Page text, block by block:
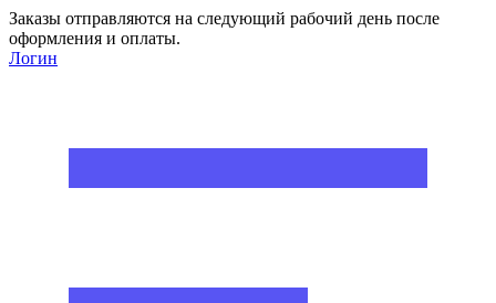
Заказы отправляются на следующий рабочий день после
оформления и оплаты.
Логин